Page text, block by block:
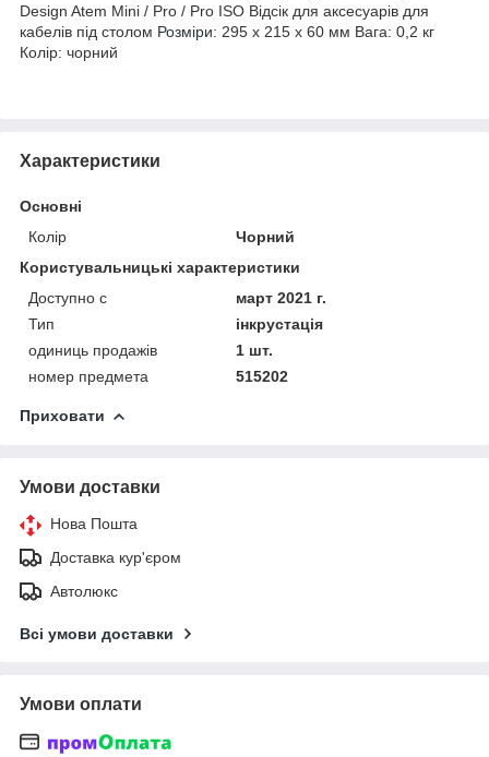
Design Atem Mini / Pro / Pro ISO Відсік для аксесуарів для
кабелів під столом Розміри: 295 x 215 x 60 мм Вага: 0,2 кг
Колір: чорний
Характеристики
Основні
Колір
Чорний
Користувальницькі характеристики
Доступно с
март 2021 г.
Тип
інкрустація
одиниць продажів
1 шт.
номер предмета
515202
Приховати
Умови доставки
Нова Пошта
Доставка кур'єром
Автолюкс
Всі умови доставки
Умови оплати